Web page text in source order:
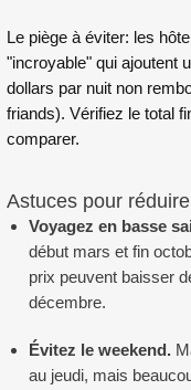
Le piège à éviter: les
"incroyable" qui ajoutent
dollars par nuit non
friands). Vérifiez le total
comparer.
Astuces pour
Voyagez en basse
début mars et fin
prix peuvent baisser
décembre.
Évitez le weekend.
au jeudi, mais